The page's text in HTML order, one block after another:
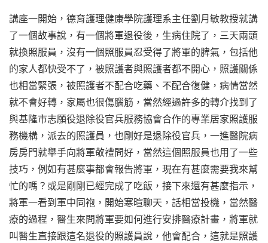
講座一開始，德育護理健康學院護理系主任劉月敏教授就講
了一個故事說，有一個將軍退役後，生病住院了，三天兩頭
就換照服員，沒有一個照服員忍受得了將軍的脾氣，包括他
的家人都快受不了，被照護者與照護者都不開心，照護關係
也相當緊張，被照護者不配合吃藥、不配合復健，病情當然
就不會好轉，家屬也很傷腦筋，當然經過許多的轉介找到了
與基隆市志願役退除役官兵服務協會合作的專業居家照護服
務機構，派去的照護員，也剛好是退除役官兵，一進醫院病
房房門就舉手向將軍敬禮問好，當然這個照服員也用了一些
技巧，例如有甚麼事都會報告將軍，現在有甚麼需要我來幫
忙的嗎？或是剛剛已經完成了吃飯，接下來還有甚麼指示，
將軍一看到軍中同袍，開始寒暄聊天，話相當投機，當然醫
療的過程，醫生來問將軍要如何進行安排醫療計畫，將軍就
叫醫生直接跟這名退役的照護員說，他會配合，這就是照護